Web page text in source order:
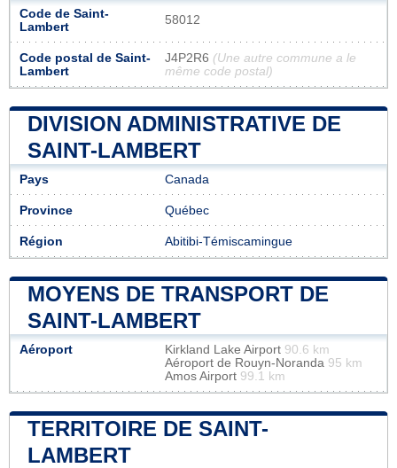
Code de Saint-
Lambert
58012
Code postal de Saint-
Lambert
J4P2R6 (Une autre commune a le
même code postal)
DIVISION ADMINISTRATIVE DE
SAINT-LAMBERT
Pays Canada
Province Québec
Région Abitibi-Témiscamingue
MOYENS DE TRANSPORT DE
SAINT-LAMBERT
Aéroport Kirkland Lake Airport 90.6 km
Aéroport de Rouyn-Noranda 95 km
Amos Airport 99.1 km
TERRITOIRE DE SAINT-
LAMBERT